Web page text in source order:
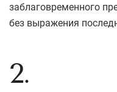
заблаговременного
без выражения
2.